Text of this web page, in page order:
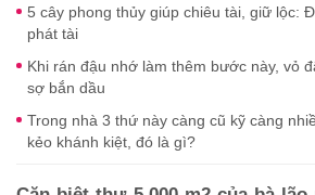
5 cây phong thủy giúp chiêu tài, giữ lộc:
phát tài
Khi rán đậu nhớ làm thêm bước này, vỏ
sợ bắn dầu
Trong nhà 3 thứ này càng cũ kỹ càng
kẻo khánh kiệt, đó là gì?